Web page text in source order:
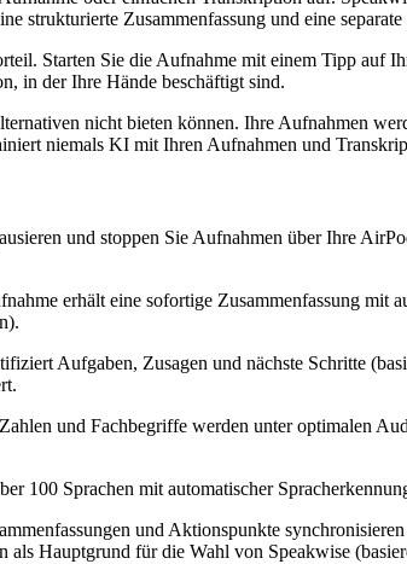
strukturierte Zusammenfassung und eine
Starten Sie die Aufnahme mit einem Tipp auf
in der Ihre Hände beschäftigt sind.
nicht bieten können. Ihre Aufnahmen
niemals KI mit Ihren Aufnahmen und
und stoppen Sie Aufnahmen über Ihre
erhält eine sofortige Zusammenfassung
Aufgaben, Zusagen und nächste Schritte
und Fachbegriffe werden unter optimalen
100 Sprachen mit automatischer
und Aktionspunkte
Hauptgrund für die Wahl von Speakwise